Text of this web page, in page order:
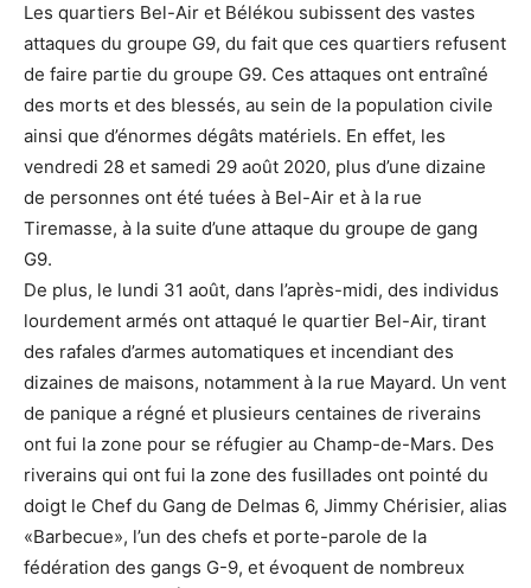
Les quartiers Bel-Air et Bélékou subissent des vastes
attaques du groupe G9, du fait que ces quartiers refusent
de faire partie du groupe G9. Ces attaques ont entraîné
des morts et des blessés, au sein de la population civile
ainsi que d’énormes dégâts matériels. En effet, les
vendredi 28 et samedi 29 août 2020, plus d’une dizaine
de personnes ont été tuées à Bel-Air et à la rue
Tiremasse, à la suite d’une attaque du groupe de gang
G9.
De plus, le lundi 31 août, dans l’après-midi, des individus
lourdement armés ont attaqué le quartier Bel-Air, tirant
des rafales d’armes automatiques et incendiant des
dizaines de maisons, notamment à la rue Mayard. Un vent
de panique a régné et plusieurs centaines de riverains
ont fui la zone pour se réfugier au Champ-de-Mars. Des
riverains qui ont fui la zone des fusillades ont pointé du
doigt le Chef du Gang de Delmas 6, Jimmy Chérisier, alias
«Barbecue», l’un des chefs et porte-parole de la
fédération des gangs G-9, et évoquent de nombreux